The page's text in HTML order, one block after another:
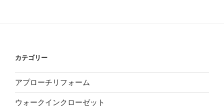
カテゴリー
アプローチリフォーム
ウォークインクローゼット